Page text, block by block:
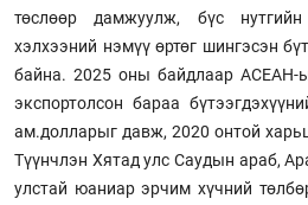
төслөөр дамжуулж, бүс
хэлхээний нэмүү өртөг шингэсэн
байна. 2025 оны байдлаар АСЕАН-
экспортолсон бараа
ам.долларыг давж, 2020 онтой
Түүнчлэн Хятад улс Саудын араб,
улстай юаниар эрчим хүчний